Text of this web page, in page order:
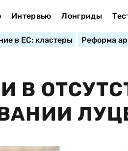
Интервью Лонгриды
в ЕС: кластеры Реформа
В